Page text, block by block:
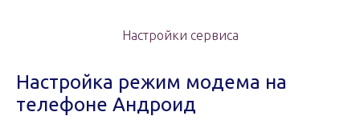
Настройки сервиса
Настройка режим модема на
телефоне Андроид